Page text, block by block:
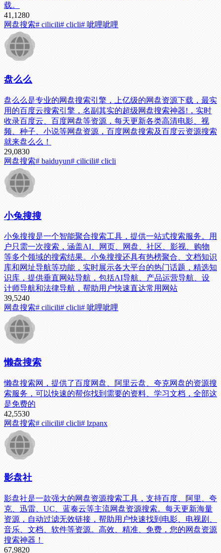
载。
41,1280
网盘搜索# cilicili# clicli# 呲哩呲哩
盘么么
盘么么是专业的网盘搜索引擎，上亿级的网盘资源下载，最实
用的百度云搜索引擎，名副其实的超级网盘搜索神器!，实时
收录百度云、百度网盘等资源，每天更新各类高清电影、视
频、种子、小说等网盘资源，百度网盘搜索及百度云资源搜索
就来盘么么！
29,0830
网盘搜索# baiduyun# cilicili# clicli
小兔搜搜
小兔搜搜是一个智能聚合搜索工具，提供一站式搜索服务。用
户只需一次搜索，涵盖AI、网页、网盘、社区、影视、购物
等多个领域的搜索结果。小兔搜搜还具有热榜聚合、文档知识
库和网址导航等功能，实时展示各大平台的热门话题，精选知
识库，提供垂直网站导航，包括AI导航、产品运营导航、设
计师导航和法律导航，帮助用户快速直达常用网站
39,5240
网盘搜索# cilicili# clicli# 呲哩呲哩
懒盘搜索
懒盘搜索网，提供了百度网盘、阿里云盘、夸克网盘的资源搜
索服务，可以快速的帮你找到需要的资料、学习文档，全部这
是免费的
42,5530
网盘搜索# cilicili# clicli# lzpanx
影盘社
影盘社是一款强大的网盘资源搜索工具，支持百度、阿里、夸
克、迅雷、UC、蓝奏云等主流网盘资源搜索。每天更新海量
资源，自动过滤无效链接，帮助用户快速找到电影、电视剧、
音乐、文档、软件等资源。高效、精准、免费，您的网盘资源
搜索神器！
67,9820